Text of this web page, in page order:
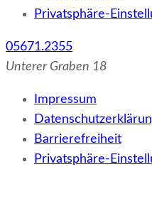
Privatsphäre-
05671.2355
Unterer Graben 18
Impressum
Barrierefreiheit
Privatsphäre-